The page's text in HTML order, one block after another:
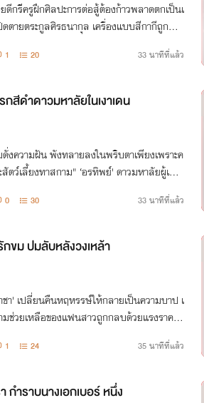
ดีกรีครูฝึกศิลปะการต่อสู้ต้องก้าวพลาดตกเป็นเ
ตายตระกูลศิรธนากุล เครื่องแบบสีกากีถูกฉีก
1 20 33 นาทีที่แล้ว
กสีดำดาวมหาลัยในเงาเดน
งความฝัน พังทลายลงในพริบตาเพียงเพราะค
สัตว์เลี้ยงทาสกาม"​ ‘อรทิพย์' ดาวมหาลัยผู้เพีย
0 30 33 นาทีที่แล้ว
กขม ปมลับหลังวงเหล้า
า' เปลี่ยนคืนหฤหรรษ์ให้กลายเป็นความบาป เ
มช่วยเหลือของแฟนสาวถูกกลบด้วยแรงราคะจ
1 24 35 นาทีที่แล้ว
กำราบนางเอกเบอร์ หนึ่ง